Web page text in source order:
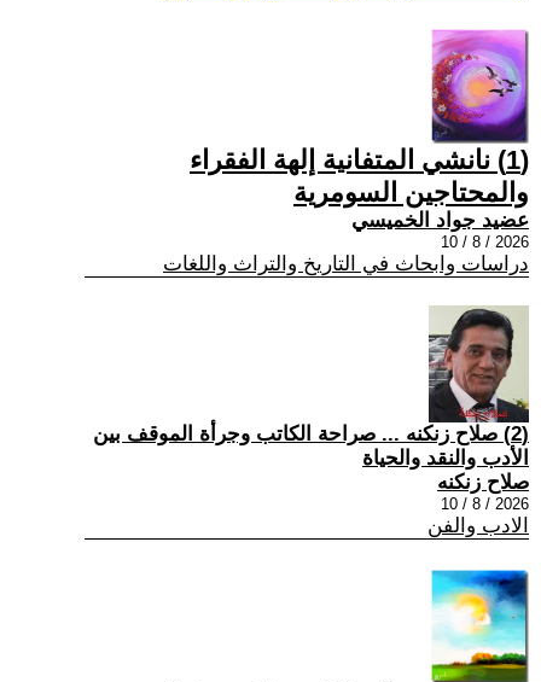
(1) نانشي المتفانية إلهة الفقراء
والمحتاجين السومرية
عضيد جواد الخميسي
2026 / 8 / 10
دراسات وابحاث في التاريخ والتراث واللغات
(2) صلاح زنكنه ... صراحة الكاتب وجرأة الموقف بين
الأدب والنقد والحياة
صلاح زنكنه
2026 / 8 / 10
الادب والفن